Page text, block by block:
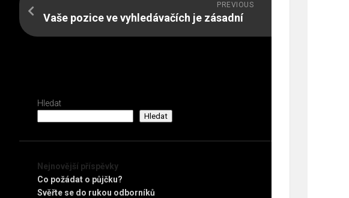
PREVIOUS
Vaše pozice ve vyhledávačích je zásadní
Hledat
Hledat
Nejnovější příspěvky
Co požádat o půjčku?
Svěřte se do rukou odborníků